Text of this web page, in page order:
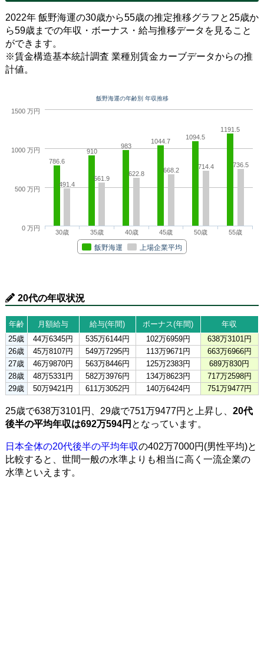
2022年 飯野海運の30歳から55歳の推定推移グラフと25歳か
ら59歳までの年収・ボーナス・給与推移データを見ること
ができます。
※賃金構造基本統計調査 業種別賃金カーブデータからの推
計値。
飯野海運の年齢別 年収推移
786.6
910
983
1044.7
1094.5
1191.5
491.4
561.9
622.8 668.2 714.4 736.5
飯野海運 上場企業平均
30歳 35歳 40歳 45歳 50歳 55歳
0 万円
500 万円
1000 万円
1500 万円
20代の年収状況
年齢 月額給与 給与(年間) ボーナス(年間)
年収
25歳
44万6345円 535万6144円 102万6959円
638万3101円
26歳
45万8107円 549万7295円 113万9671円
663万6966円
27歳
46万9870円 563万8446円 125万2383円
689万830円
28歳
48万5331円 582万3976円 134万8623円
717万2598円
29歳
50万9421円 611万3052円 140万6424円 751万9477円
25歳で638万3101円、29歳で751万9477円と上昇し、 20代
後半の平均年収は692万594円 となっています。
日本全体の20代後半の平均年収の402万7000円(男性平均)と
比較すると、世間一般の水準よりも相当に高く一流企業の
水準といえます。